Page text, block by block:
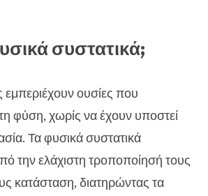
συστατικά;
εμπεριέχουν ουσίες που
φύση, χωρίς να έχουν υποστεί
Τα φυσικά συστατικά
την ελάχιστη τροποποίησή τους
κατάσταση, διατηρώντας τα